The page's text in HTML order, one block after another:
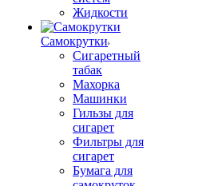
Жидкости
Самокрутки
Сигаретный
табак
Махорка
Машинки
Гильзы для
сигарет
Фильтры для
сигарет
Бумага для